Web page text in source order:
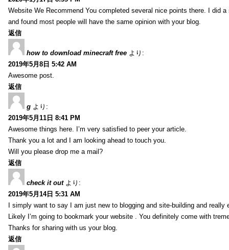
Website We Recommend You completed several nice points there. I did
and found most people will have the same opinion with your blog.
返信
how to download minecraft free より:
2019年5月8日 5:42 AM
Awesome post.
返信
g より:
2019年5月11日 8:41 PM
Awesome things here. I’m very satisfied to peer your article.
Thank you a lot and I am looking ahead to touch you.
Will you please drop me a mail?
返信
check it out より:
2019年5月14日 5:31 AM
I simply want to say I am just new to blogging and site-building and really
Likely I’m going to bookmark your website . You definitely come with
Thanks for sharing with us your blog.
返信